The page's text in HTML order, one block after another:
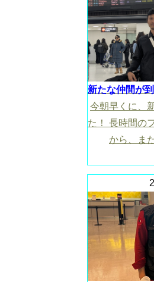
新たな仲間が
今朝早くに、
た！ 長時間の
から、ま